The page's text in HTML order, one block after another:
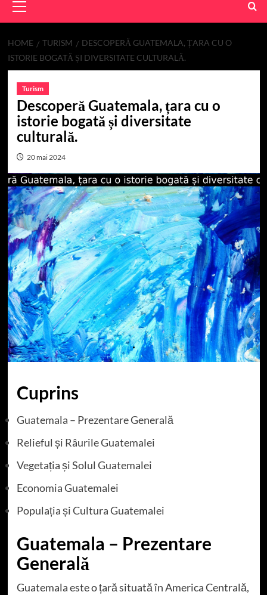
Menu
HOME TURISM
DESCOPERĂ GUATEMALA, ȚARA CU O
ISTORIE BOGATĂ ȘI DIVERSITATE CULTURALĂ.
Turism
Descoperă Guatemala, țara cu o
istorie bogată și diversitate
culturală.
20 mai 2024
Cuprins
Guatemala – Prezentare Generală
Relieful și Râurile Guatemalei
Vegetația și Solul Guatemalei
Economia Guatemalei
Populația și Cultura Guatemalei
Guatemala – Prezentare
Generală
Guatemala este o țară situată în America Centrală,